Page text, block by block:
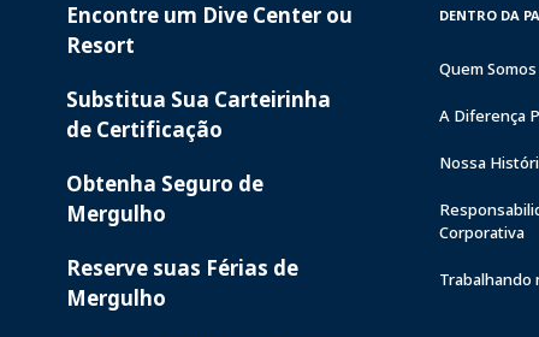
PADI
SERVICES
Encontre um Dive Center ou
Resort
Substitua Sua Carteirinha
de Certificação
Obtenha Seguro de
Mergulho
Reserve suas Férias de
Mergulho
INSIDE
DENTRO DA
Quem Somos
A Diferença
Nossa
Corporativa
Trabalhando